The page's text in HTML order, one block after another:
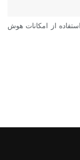
از امکانات هوش